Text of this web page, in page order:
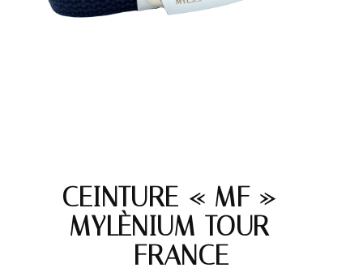
CEINTURE « MF » –
MYLÈNIUM TOUR –
FRANCE